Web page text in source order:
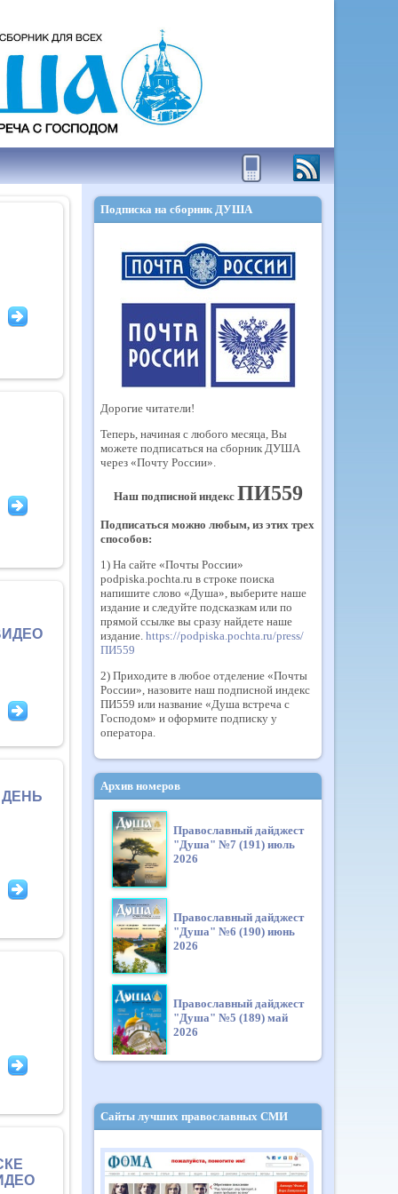
Подписка на сборник ДУША
Дорогие читатели!
Теперь, начиная с любого месяца, Вы
можете подписаться на сборник ДУША
через «Почту России».
Наш подписной индекс ПИ559
Подписаться можно любым, из этих трех
способов:
1) На сайте «Почты России»
podpiska.pochta.ru в строке поиска
напишите слово «Душа», выберите наше
издание и следуйте подсказкам или по
прямой ссылке вы сразу найдете наше
издание. https://podpiska.pochta.ru/press/
ПИ559
2) Приходите в любое отделение «Почты
России», назовите наш подписной индекс
ПИ559 или название «Душа встреча с
Господом» и оформите подписку у
оператора.
Архив номеров
Православный дайджест
"Душа" №7 (191) июль
2026
Православный дайджест
"Душа" №6 (190) июнь
2026
Православный дайджест
"Душа" №5 (189) май
2026
"Душа" №4 (188) апрель
2026
Православный дайджест
Сайты лучших православных СМИ